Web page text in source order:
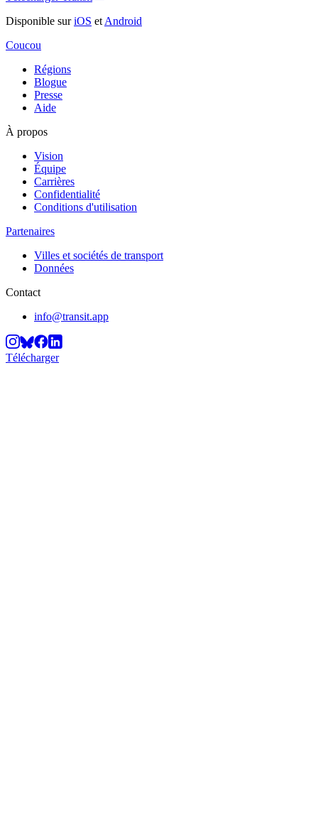
Disponible suriOS et Android
Coucou
Régions
Blogue
Presse
Aide
À propos
Vision
Équipe
Carrières
Confidentialité
Conditions d'utilisation
Partenaires
Villes et sociétés de transport
Données
Contact
info@transit.app
Télécharger